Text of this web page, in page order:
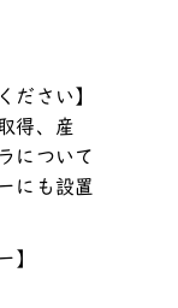
ださい】
得、産
について
にも設置
】